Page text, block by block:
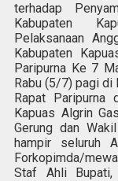
terhadap
Kabupaten
Pelaksanaan
Kabupaten
Paripurna Ke 7
Rabu (5/7) pagi di
Rapat Paripurna
Kapuas Algrin
Gerung dan
hampir seluruh
Forkopimda/
Staf Ahli Bupati,